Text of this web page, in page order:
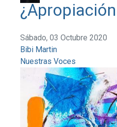
Sábado, 03 Octubre 2020
Bibi Martin
Nuestras Voces